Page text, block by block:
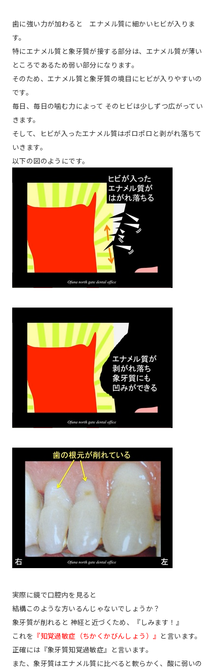
歯に強い力が加わると エナメル質に細かいヒビが入りま
す。
特にエナメル質と象牙質が接する部分は、エナメル質が薄い
ところであるため弱い部分になります。
そのため、エナメル質と象牙質の境目にヒビが入りやすいの
です。
毎日、毎日の噛む力によって そのヒビは少しずつ広がってい
きます。
そして、ヒビが入ったエナメル質はポロポロと剥がれ落ちて
いきます。
以下の図のようにです。
実際に鏡で口腔内を見ると
結構このような方いるんじゃないでしょうか？
象牙質が削れると 神経と近づくため、
『しみます！』
これを 『知覚過敏症（ちかくかびんしょう）』 と言います。
正確には『象牙質知覚過敏症』と言います。
また、象牙質はエナメル質に比べると軟らかく、酸に弱いの